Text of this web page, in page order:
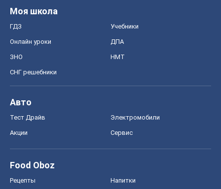
Моя школа
ГДЗ Учебники
Онлайн уроки ДПА
ЗНО НМТ
СНГ решебники
Авто
Тест Драйв Электромобили
Акции Сервис
Food Oboz
Рецепты Напитки